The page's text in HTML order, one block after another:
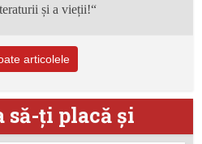
și a vieții!“
articolele
să-ţi placă şi